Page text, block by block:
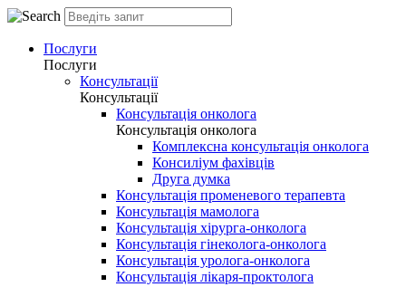
Послуги
Послуги
Консультації
Консультації
Консультація онколога
Консультація онколога
Комплексна консультація онколога
Консиліум фахівців
Друга думка
Консультація променевого терапевта
Консультація мамолога
Консультація хірурга-онколога
Консультація гінеколога-онколога
Консультація уролога-онколога
Консультація лікаря-проктолога